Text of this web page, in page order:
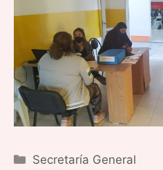
Categorías
Secretaría General